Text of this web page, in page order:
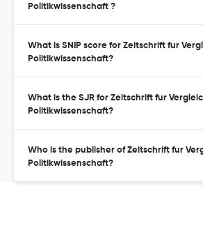
Politikwissenschaft ?
What is SNIP score for Zeitschrift fur
Politikwissenschaft?
What is the SJR for Zeitschrift fur
Politikwissenschaft?
Who is the publisher of Zeitschrift fur
Politikwissenschaft?